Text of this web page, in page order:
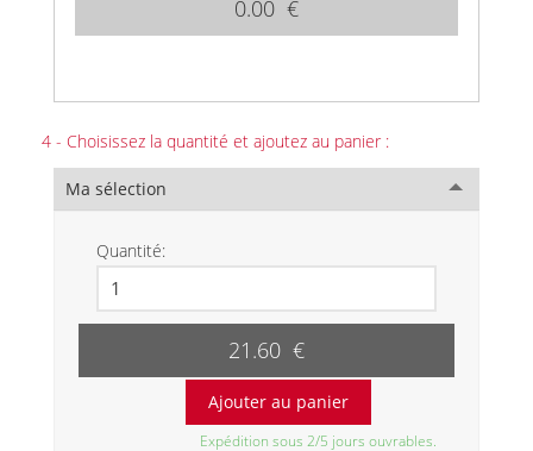
0.00 €
4 - Choisissez la quantité et ajoutez au panier :
Ma sélection
Quantité:
21.60 €
Expédition sous 2/5 jours ouvrables.